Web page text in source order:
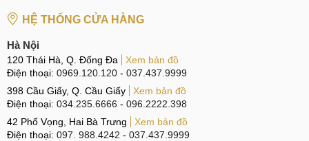
màn hình cong
Phần cụm camera phẳng với các ống kích tách riêng tạo
nên sự tinh tế, tối giản mà vẫn rất bắt mắt. Mặt trước của
Realme GT Neo 6 SE được bao phủ bởi màn hình cong tràn
viền 2 cạnh bên sử dụng lỗ đục ở giữa cạnh trên để đặt
camera selfie. Với diện tích hiển thị lớn 111,7cm² chiếm tới
91,8% tổng thể mặt trước mang đến sự hiện đại, cao cấp và
HỆ THỐNG CỬA HÀNG
Hà Nội
120 Thái Hà, Q. Đống Đa
Xem bản đồ
Điện thoại: 0969.120.120 - 037.437.9999
398 Cầu Giấy, Q. Cầu Giấy
Xem bản đồ
Điện thoại: 034.235.6666 - 096.2222.398
42 Phố Vọng, Hai Bà Trưng
Xem bản đồ
Điện thoại: 097. 988.4242 - 037.437.9999